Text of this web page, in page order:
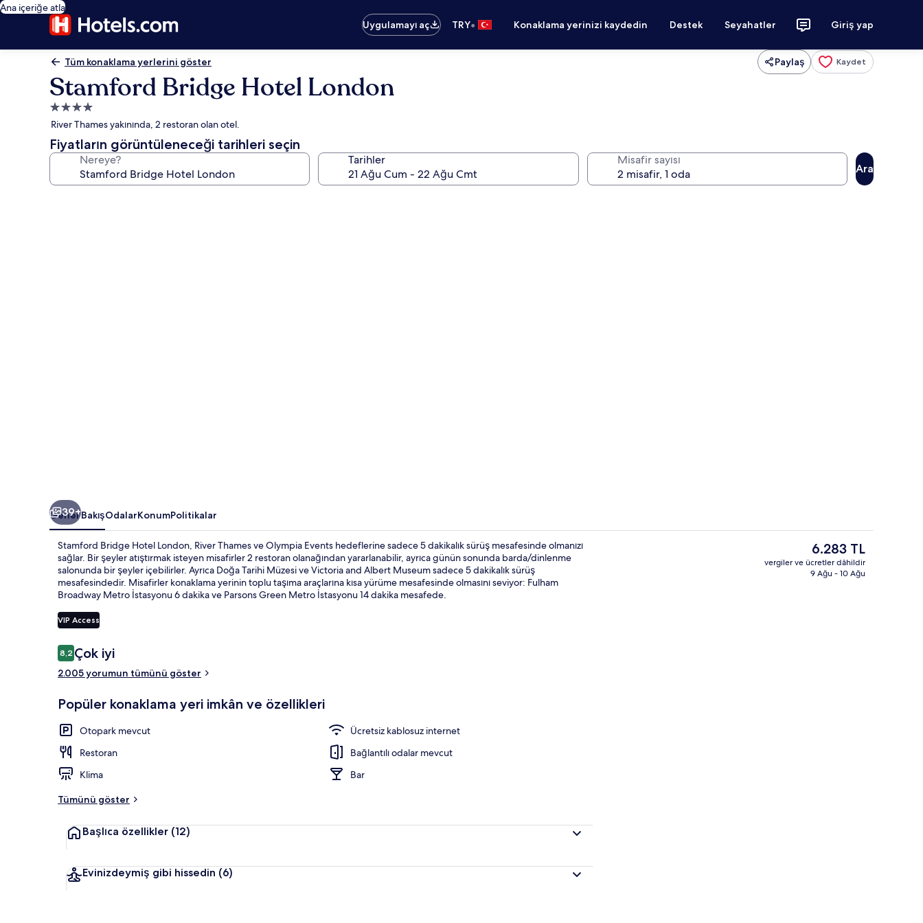
Ana içeriğe atla
Uygulamayı aç
TRY• Konaklama yerinizi kaydedin Destek Seyahatler Giriş yap
Tüm konaklama yerlerini göster Paylaş Kaydet
Stamford Bridge Hotel London
4.0
yıldızlı
konaklama
yeri
River Thames yakınında, 2 restoran olan otel.
Fiyatların görüntüleneceği tarihleri seçin
Nereye? Tarihler Misafir sayısı
Ara
Lobi oturma alanı
39+
Genel BakışOdalarKonumPolitikalar
Stamford Bridge Hotel London, River Thames ve Olympia Events hedeflerine sadece 5 dakikalık sürüş mesafesinde olmanızı
sağlar. Bir şeyler atıştırmak isteyen misafirler 2 restoran olanağından yararlanabilir, ayrıca günün sonunda barda/dinlenme
salonunda bir şeyler içebilirler. Ayrıca Doğa Tarihi Müzesi ve Victoria and Albert Museum sadece 5 dakikalık sürüş
mesafesindedir. Misafirler konaklama yerinin toplu taşıma araçlarına kısa yürüme mesafesinde olmasını seviyor: Fulham
Broadway Metro İstasyonu 6 dakika ve Parsons Green Metro İstasyonu 14 dakika mesafede.
VIP Access
Yorumlar
8,28,2/10
Çok iyi
2.005 yorumun tümünü göster
Popüler konaklama yeri imkân ve özellikleri
Otopark mevcut
Ücretsiz kablosuz internet
Restoran
Bağlantılı odalar mevcut
Klima
Bar
Tümünü göster
Başlıca özellikler (12)
Evinizdeymiş gibi hissedin (6)
Şu
anki
fiyat
6.283 TL
vergiler ve ücretler dâhildir
9 Ağu - 10 Ağu